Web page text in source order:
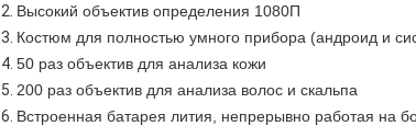
2. Высокий объектив определения 1080П
3. Костюм для полностью умного прибора (андроид и
4. 50 раз объектив для анализа кожи
5. 200 раз объектив для анализа волос и скальпа
6. Встроенная батарея лития, непрерывно работая на